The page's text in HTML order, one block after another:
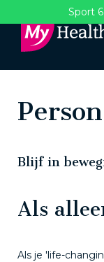
Sport
Blijf in
Als
Als je 'life-